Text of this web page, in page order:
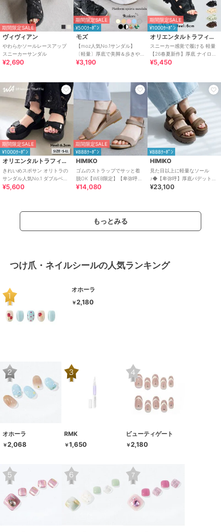
期間限定SALE
ヴィヴィアン
やわらかソールレースアップ
スニーカーサンダル
¥2,690
期間限定SALE
¥500ｸｰﾎﾟﾝ
モズ
【moz人気No.1サンダル】
〔軽量〕厚底で美脚＆歩きや
すい！疲れにくいフィット感
¥3,190
期間限定SALE
¥1000ｸｰﾎﾟﾝ
オリエンタルトラフィック
スニーカー感覚で履ける 軽量
【26春夏新作】厚底 ナイロン
スポーツサンダル /OT3232
¥5,450
期間限定SALE
¥1000ｸｰﾎﾟﾝ
オリエンタルトラフィック
きれいめスポサン オリトラの
サンダル人気No.1 ダブルベル
ト スポーツサンダル /42207
¥5,600
期間限定SALE
¥888ｸｰﾎﾟﾝ
HIMIKO
ゴムのストラップでサッと着
脱OK【WEB限定】【卑弥呼
26SS】ゴムストラップサンダ
¥14,080
¥888ｸｰﾎﾟﾝ
HIMIKO
見た目以上に軽量なソール
♪◆【卑弥呼】厚底パデットサ
ンダル/661201
¥23,100
もっとみる
つけ爪・ネイルシールの人気ランキング
オホーラ
￥2,180
オホーラ
￥2,068
RMK
￥1,650
ビューティゲート
￥2,180